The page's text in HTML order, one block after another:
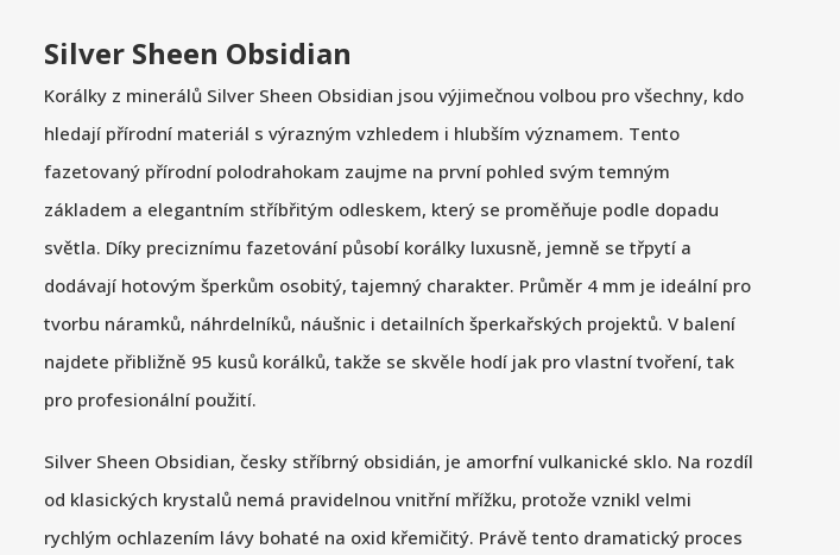
Silver Sheen Obsidian
Korálky z minerálů Silver Sheen Obsidian jsou výjimečnou volbou pro všechny, kdo
hledají přírodní materiál s výrazným vzhledem i hlubším významem. Tento
fazetovaný přírodní polodrahokam zaujme na první pohled svým temným
základem a elegantním stříbřitým odleskem, který se proměňuje podle dopadu
světla. Díky preciznímu fazetování působí korálky luxusně, jemně se třpytí a
dodávají hotovým šperkům osobitý, tajemný charakter. Průměr 4 mm je ideální pro
tvorbu náramků, náhrdelníků, náušnic i detailních šperkařských projektů. V balení
najdete přibližně 95 kusů korálků, takže se skvěle hodí jak pro vlastní tvoření, tak
pro profesionální použití.
Silver Sheen Obsidian, česky stříbrný obsidián, je amorfní vulkanické sklo. Na rozdíl
od klasických krystalů nemá pravidelnou vnitřní mřížku, protože vznikl velmi
rychlým ochlazením lávy bohaté na oxid křemičitý. Právě tento dramatický proces